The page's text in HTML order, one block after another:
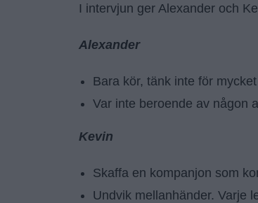
I intervjun ger Alexander och
Alexander
Bara kör, tänk inte för
Var inte beroende av någon
Kevin
Skaffa en kompanjon som
Undvik mellanhänder. Varje